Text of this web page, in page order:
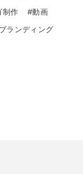
制作
#動画
ランディング